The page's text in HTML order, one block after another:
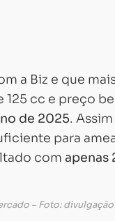
a Biz e que
cc e preço
de 2025.
para
com apenas
– Foto: divulgação